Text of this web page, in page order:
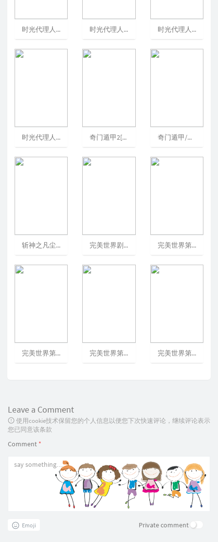
时光代理人[可播放] 时光代理人英都篇/时光代理人番外篇/LinkClick：BridonArc[可播放] 时光代理人第二季/时光代理人Ⅱ/LinkClickⅡ[可播放]
时光代理人第一季/LinkClick[可播放] 奇门遁甲2[可播放] 奇门遁甲/奇門遁甲/六鬼灵童(台)/TheMiracleFighters[可播放]
斩神之凡尘神域/我在精神病院学斩神/SlaytheGods[可播放] 完美世界剧场版火之灰烬/完美世界之火之灰烬/完美世界之火桑若梦[可播放] 完美世界第四季/完美世界动画版/完美世界第131-182集
完美世界第三季/完美世界动画版/完美世界第79-130集 完美世界第二季/完美世界动画版/完美世界第27-78集 完美世界第一季/完美世界动画版/完美世界第1-26集[可播放]
Leave a Comment
使用cookie技术保留您的个人信息以便您下次快速评论，继续评论表示
您已同意该条款
Comment *
Emoji Private comment